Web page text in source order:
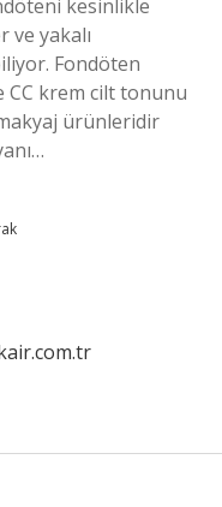
kesinlikle
ve yakalı
Fondöten
CC krem ​​cilt tonunu
ürünleridir